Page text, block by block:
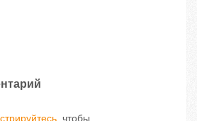
, чтобы